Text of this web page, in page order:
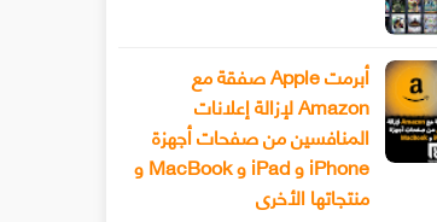
أبرمت Apple صفقة مع
Amazon لإزالة إعلانات
المنافسين من صفحات أجهزة
iPhone و iPad و MacBook و
منتجاتها الأخرى